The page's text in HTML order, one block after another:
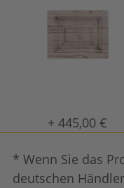
tief gebürstet
+ 445,00 €
* Wenn Sie das
deutschen